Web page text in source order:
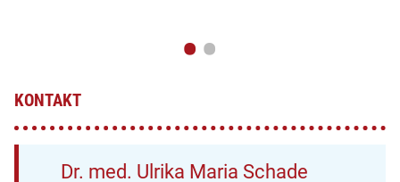
••
KONTAKT
Dr. med. Ulrika Maria Schade